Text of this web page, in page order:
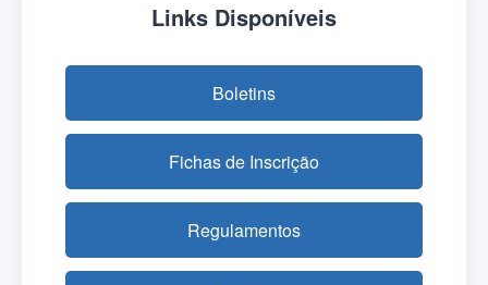
Links Disponíveis
Boletins
Fichas de Inscrição
Regulamentos